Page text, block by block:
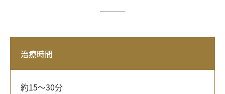
治療時間
約15〜30分